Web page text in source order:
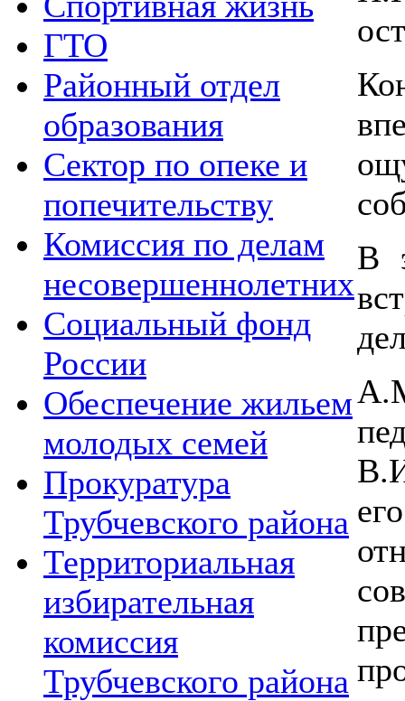
ГТО
Районный отдел
образования
Сектор по опеке и
попечительству
Комиссия по делам
несовершеннолетних
Социальный фонд
России
Обеспечение жильем
молодых семей
Прокуратура
Трубчевского района
Территориальная
избирательная
комиссия
Трубчевского района
В